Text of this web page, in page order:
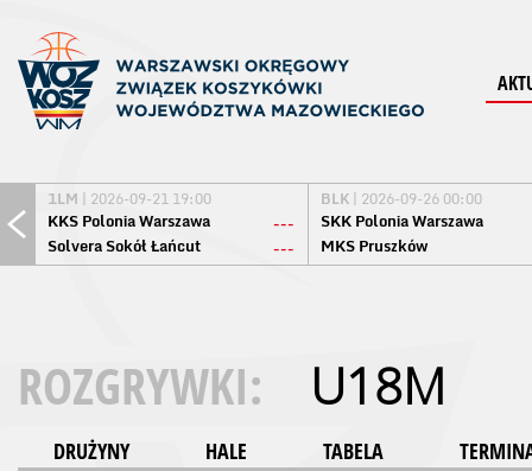
1LM | 2026-09-21 19:00
KKS Polonia Warszawa
---
Solvera Sokół Łańcut
---
BLK | 2026-09-26 00:00
SKK Polonia Warszawa
MKS Pruszków
ROZGRYWKI: U18M
DRUŻYNY HALE TABELA